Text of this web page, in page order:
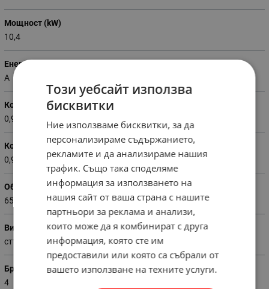
Мощност (kW)
10,4
Енергиен клас
A
Консумация на енергия конвенционална (kWh)
0,92
Консумация на енергия конвекционална (kWh)
0,92
Обем на фурната (литри)
65
Вид на плота
стъклокерамичен
Брой нагревателни зони
4
Този уебсайт използва
бисквитки
Ние използваме бисквитки, за да
персонализираме съдържанието,
рекламите и да анализираме нашия
трафик. Също така споделяме
информация за използването на
нашия сайт от ваша страна с нашите
партньори за реклама и анализи,
които може да я комбинират с друга
информация, която сте им
предоставили или която са събрали от
вашето използване на техните услуги.